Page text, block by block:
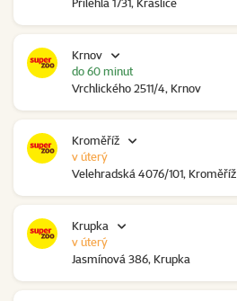
Krnov
Vrchlického 2511/4, Krnov
do 60 minut
Kroměříž
Velehradská 4076/101, Kroměříž
v úterý
Krupka
Jasmínová 386, Krupka
v úterý